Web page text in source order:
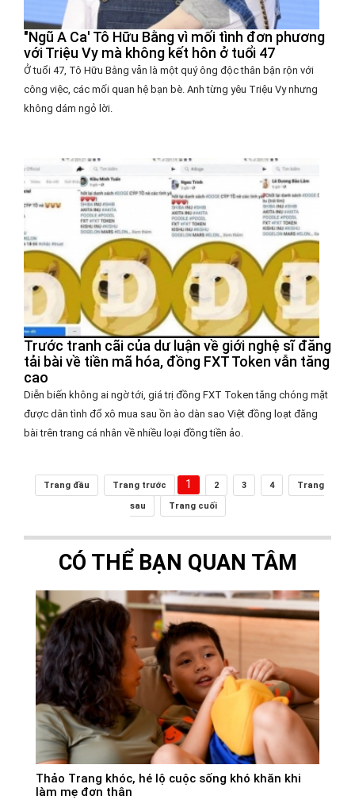
"Ngũ A Ca' Tô Hữu Bằng vì mối tình đơn phương
với Triệu Vy mà không kết hôn ở tuổi 47
Ở tuổi 47, Tô Hữu Bằng vẫn là một quý ông độc thân bận rộn với
công việc, các mối quan hệ bạn bè. Anh từng yêu Triệu Vy nhưng
không dám ngỏ lời.
Trước tranh cãi của dư luận về giới nghệ sĩ đăng
tải bài về tiền mã hóa, đồng FXT Token vẫn tăng
cao
Diễn biến không ai ngờ tới, giá trị đồng FXT Token tăng chóng mặt
được dân tình đổ xô mua sau ồn ào dàn sao Việt đồng loạt đăng
bài trên trang cá nhân về nhiều loại đồng tiền ảo.
Trang đầu Trang trước 1 2 3 4
Trang
sau
Trang cuối
CÓ THỂ BẠN QUAN TÂM
Thảo Trang khóc, hé lộ cuộc sống khó khăn khi
làm mẹ đơn thân